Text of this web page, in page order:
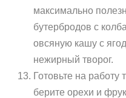
максимально
бутербродов с
овсяную кашу с
нежирный творог.
Готовьте на
берите орехи и